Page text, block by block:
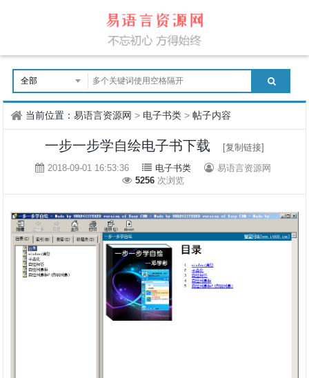
当前位置：易语言资源网 > 电子书类 >帖子内容
一步一步学自绘电子书下载
[复制链接]
2018-09-01 16:53:36
电子书类
易语言资源网
5256 次浏览